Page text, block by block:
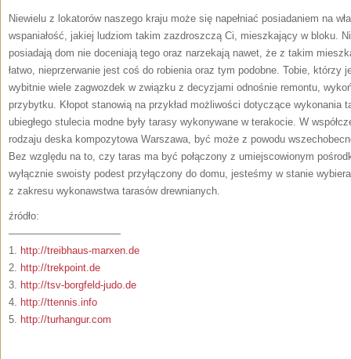
Niewielu z lokatorów naszego kraju może się napełniać posiadaniem na
wspaniałość, jakiej ludziom takim zazdroszczą Ci, mieszkający w bloku.
posiadają dom nie doceniają tego oraz narzekają nawet, że z takim
łatwo, nieprzerwanie jest coś do robienia oraz tym podobne. Tobie,
wybitnie wiele zagwozdek w związku z decyzjami odnośnie remontu,
przybytku. Kłopot stanowią na przykład możliwości dotyczące wykonania
ubiegłego stulecia modne były tarasy wykonywane w terakocie. W
rodzaju deska kompozytowa Warszawa, być może z powodu
Bez względu na to, czy taras ma być połączony z umiejscowionym
wyłącznie swoisty podest przyłączony do domu, jesteśmy w stanie
z zakresu wykonawstwa tarasów drewnianych.
źródło:
———————————
1. http://treibhaus-marxen.de
2. http://trekpoint.de
3. http://tsv-borgfeld-judo.de
4. http://ttennis.info
5. http://turhangur.com